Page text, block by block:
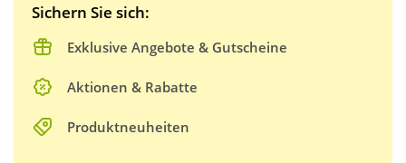
Sichern Sie sich:
Exklusive Angebote & Gutscheine
Aktionen & Rabatte
Produktneuheiten